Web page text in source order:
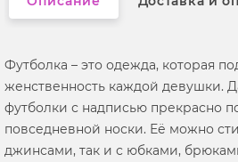
Футболка – это одежда, которая
женственность каждой девушки.
футболки с надписью прекрасно
повседневной носки. Её можно
джинсами, так и с юбками,